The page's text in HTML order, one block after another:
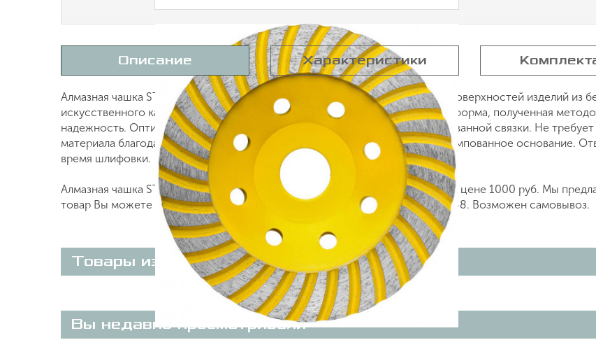
Описание Характеристики
Алмазная чашка STAYER 33380-125 применяется на УШМ для шлифования поверхностей изделий из
искусственного камня, для удаления неровностей стен и полов. Чашечная форма, полученная
надежность. Оптимальный подбор синтетических алмазов и высоколегированной связки. Не
материала благодаря сегментированной форме рабочей поверхности. Штампованное основание.
время шлифовки.
Алмазная чашка STAYER 125 мм L- 22.2 мм 33380-125, артикул 33380-125 по цене 1000 руб. Мы
товар Вы можете on-line на нашем сайте или по телефону +7 (499) 842 38 48. Возможен самовывоз.
Товары из этой категории
Вы недавно просматривали